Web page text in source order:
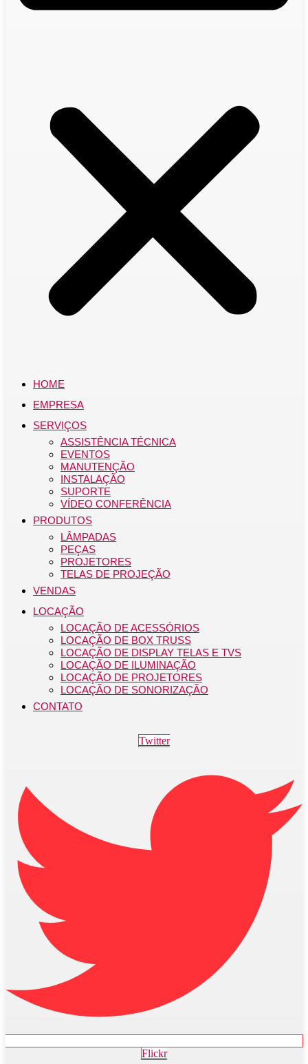
HOME
EMPRESA
SERVIÇOS
ASSISTÊNCIA TÉCNICA
EVENTOS
MANUTENÇÃO
INSTALAÇÃO
SUPORTE
VÍDEO CONFERÊNCIA
PRODUTOS
LÂMPADAS
PEÇAS
PROJETORES
TELAS DE PROJEÇÃO
VENDAS
LOCAÇÃO
LOCAÇÃO DE ACESSÓRIOS
LOCAÇÃO DE BOX TRUSS
LOCAÇÃO DE DISPLAY TELAS E TVS
LOCAÇÃO DE ILUMINAÇÃO
LOCAÇÃO DE PROJETORES
LOCAÇÃO DE SONORIZAÇÃO
CONTATO
Twitter
Flickr